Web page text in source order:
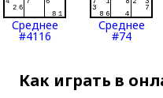
Среднее
#4116
Среднее
#74
Как играть в